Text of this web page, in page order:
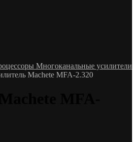
Многоканальные усилители
Machete MFA-2.320